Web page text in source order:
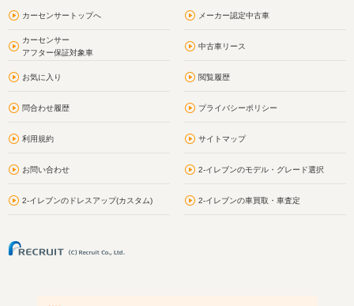
カーセンサートップへ メーカー認定中古車
カーセンサー
アフター保証対象車
中古車リース
お気に入り 閲覧履歴
問合わせ履歴 プライバシーポリシー
利用規約 サイトマップ
お問い合わせ 2-イレブンのモデル・グレード選択
2-イレブンのドレスアップ(カスタム) 2-イレブンの車買取・車査定